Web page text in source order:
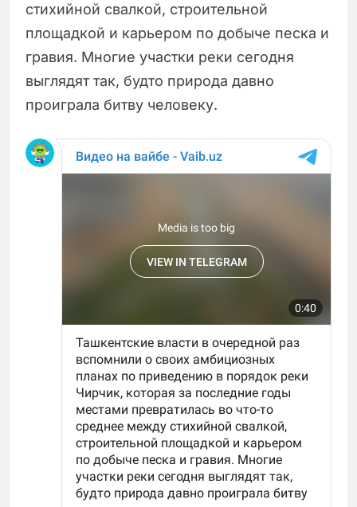
стихийной свалкой, строительной
площадкой и карьером по добыче песка и
гравия. Многие участки реки сегодня
выглядят так, будто природа давно
проиграла битву человеку.